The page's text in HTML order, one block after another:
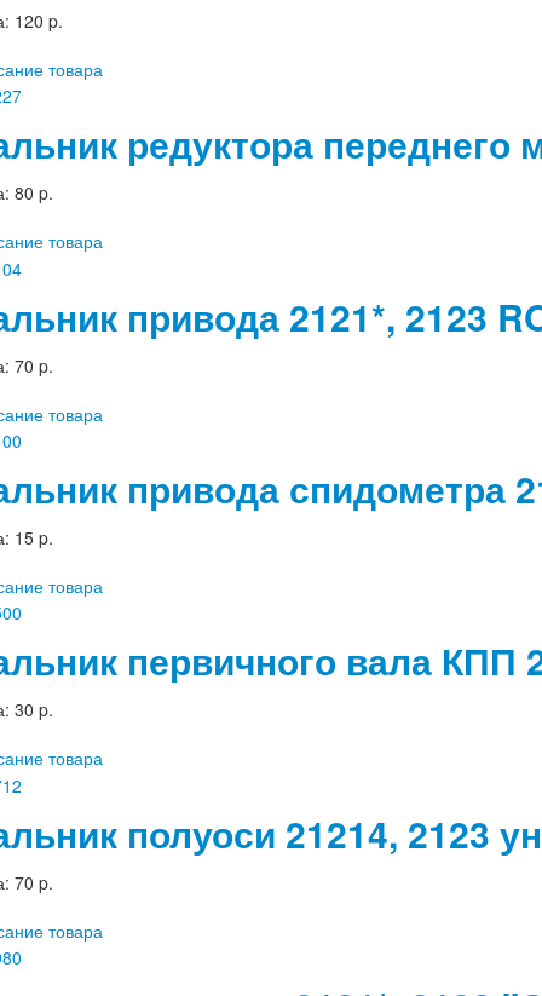
120 p.
товара
редуктора
80 p.
товара
привода 2121*, 2123
70 p.
товара
привода спидометра
15 p.
товара
первичного вала КПП
30 p.
товара
полуоси 21214, 2123
70 p.
товара